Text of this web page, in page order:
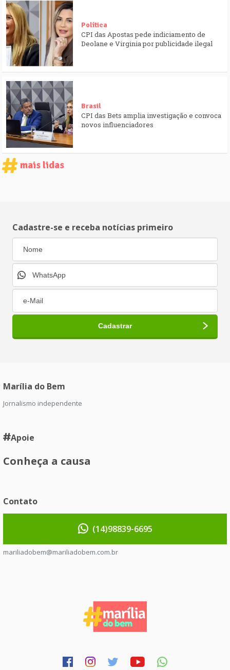
Política
CPI das Apostas pede indiciamento de
Deolane e Virginia por publicidade ilegal
Brasil
CPI das Bets amplia investigação e convoca
novos influenciadores
mais lidas
Cadastre-se e receba notícias primeiro
Marília do Bem
Jornalismo independente
Apoie
Conheça a causa
Contato
(14)98839-6695
mariliadobem@mariliadobem.com.br